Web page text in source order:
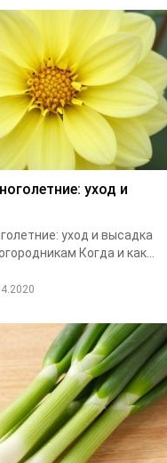
уход и
уход и высадка
Когда и как...